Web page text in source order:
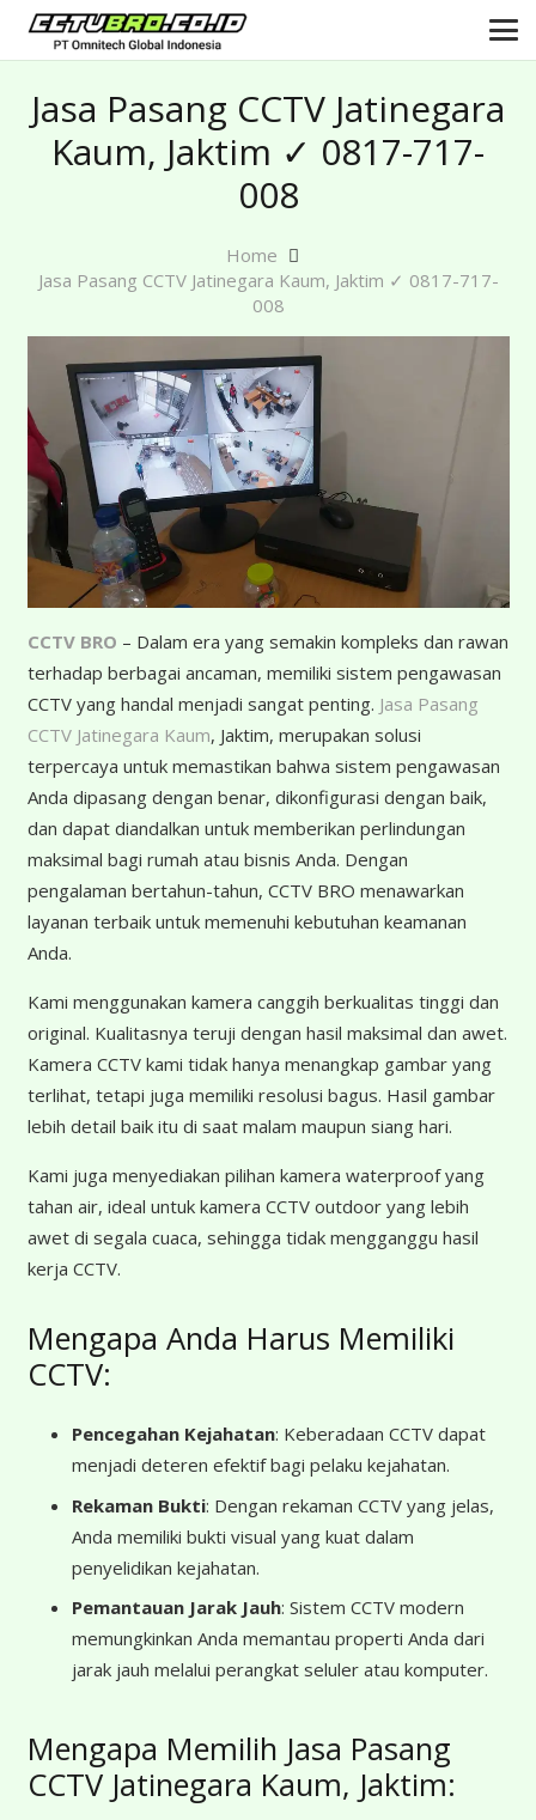
Jasa Pasang CCTV Jatinegara
Kaum, Jaktim ✓ 0817-717-
008
Home
Jasa Pasang CCTV Jatinegara Kaum, Jaktim ✓ 0817-717-
008
CCTV BRO – Dalam era yang semakin kompleks dan rawan
terhadap berbagai ancaman, memiliki sistem pengawasan
CCTV yang handal menjadi sangat penting. Jasa Pasang
CCTV Jatinegara Kaum, Jaktim, merupakan solusi
terpercaya untuk memastikan bahwa sistem pengawasan
Anda dipasang dengan benar, dikonfigurasi dengan baik,
dan dapat diandalkan untuk memberikan perlindungan
maksimal bagi rumah atau bisnis Anda. Dengan
pengalaman bertahun-tahun, CCTV BRO menawarkan
layanan terbaik untuk memenuhi kebutuhan keamanan
Anda.
Kami menggunakan kamera canggih berkualitas tinggi dan
original. Kualitasnya teruji dengan hasil maksimal dan awet.
Kamera CCTV kami tidak hanya menangkap gambar yang
terlihat, tetapi juga memiliki resolusi bagus. Hasil gambar
lebih detail baik itu di saat malam maupun siang hari.
Kami juga menyediakan pilihan kamera waterproof yang
tahan air, ideal untuk kamera CCTV outdoor yang lebih
awet di segala cuaca, sehingga tidak mengganggu hasil
kerja CCTV.
Mengapa Anda Harus Memiliki
CCTV:
Pencegahan Kejahatan: Keberadaan CCTV dapat
menjadi deteren efektif bagi pelaku kejahatan.
Rekaman Bukti: Dengan rekaman CCTV yang jelas,
Anda memiliki bukti visual yang kuat dalam
penyelidikan kejahatan.
Pemantauan Jarak Jauh: Sistem CCTV modern
memungkinkan Anda memantau properti Anda dari
jarak jauh melalui perangkat seluler atau komputer.
Mengapa Memilih Jasa Pasang
CCTV Jatinegara Kaum, Jaktim: